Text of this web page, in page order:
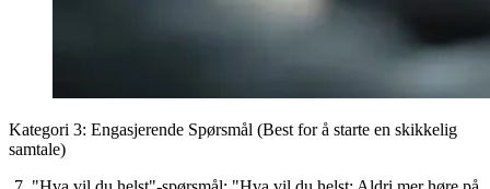
Kategori 3: Engasjerende Spørsmål (Best for å starte en skikkelig
samtale)